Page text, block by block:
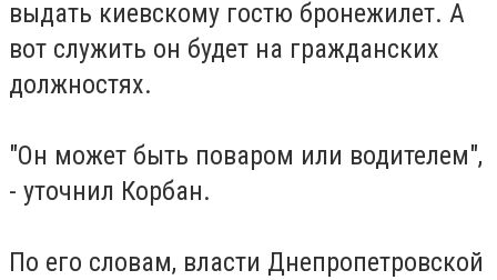
выдать киевскому гостю бронежилет. А
вот служить он будет на гражданских
должностях.
"Он может быть поваром или водителем",
- уточнил Корбан.
По его словам, власти Днепропетровской